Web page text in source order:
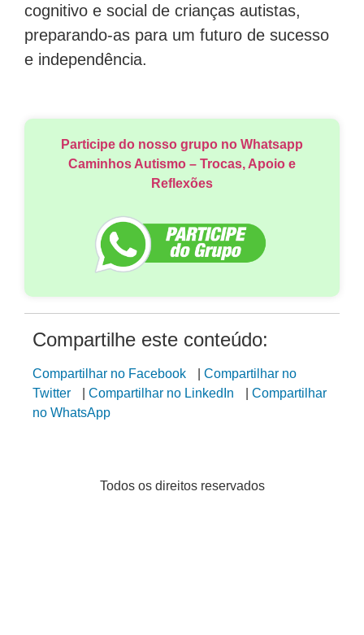
cognitivo e social de crianças autistas,
preparando-as para um futuro de sucesso
e independência.
Participe do nosso grupo no Whatsapp
Caminhos Autismo – Trocas, Apoio e
Reflexões
Compartilhe este conteúdo:
Compartilhar no Facebook
Compartilhar no
Twitter
Compartilhar no LinkedIn
Compartilhar
no WhatsApp
Todos os direitos reservados